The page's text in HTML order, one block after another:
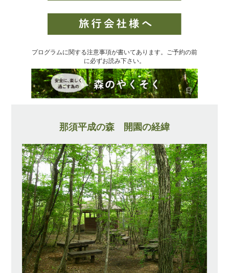
プログラムに関する注意事項が書いてあります。ご予約の前
に必ずお読み下さい。
那須平成の森 開園の経緯